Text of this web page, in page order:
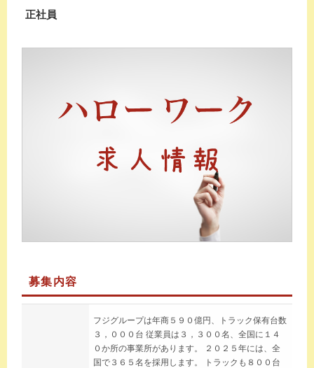
正社員
募集内容
フジグループは年商５９０億円、トラック保有台数
３，０００台 従業員は３，３００名、全国に１４
０か所の事業所があります。 ２０２５年には、全
国で３６５名を採用します。 トラックも８００台